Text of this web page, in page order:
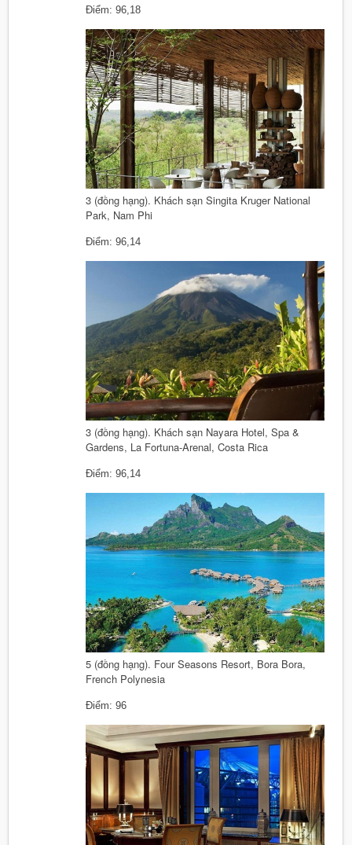
Điểm: 96,18
3 (đồng hạng). Khách sạn Singita Kruger National
Park, Nam Phi
Điểm: 96,14
3 (đồng hạng). Khách sạn Nayara Hotel, Spa &
Gardens, La Fortuna-Arenal, Costa Rica
Điểm: 96,14
5 (đồng hạng). Four Seasons Resort, Bora Bora,
French Polynesia
Điểm: 96